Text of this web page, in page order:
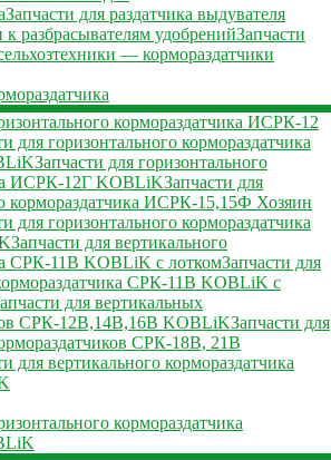
Запчасти для раздатчика выдувателя
к разбрасывателям удобренийЗапчасти
— кормораздатчики
кормораздатчика ИСРК-12
для горизонтального кормораздатчика
Запчасти для горизонтального
ИСРК-12Г KOBLiKЗапчасти для
кормораздатчика ИСРК-15,15Ф Хозяин
для горизонтального кормораздатчика
Запчасти для вертикального
СРК-11В KOBLiK с лоткомЗапчасти для
СРК-11В KOBLiK с
для вертикальных
СРК-12В,14В,16В KOBLiKЗапчасти для
СРК-18В, 21В
для вертикального кормораздатчика
кормораздатчика